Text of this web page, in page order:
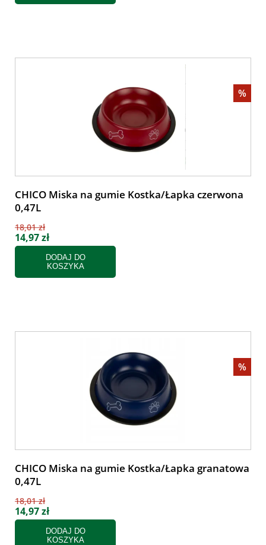
%
CHICO Miska na gumie Kostka/Łapka czerwona
0,47L
18,01 zł
14,97 zł
DODAJ DO
KOSZYKA
%
CHICO Miska na gumie Kostka/Łapka granatowa
0,47L
18,01 zł
14,97 zł
DODAJ DO
KOSZYKA